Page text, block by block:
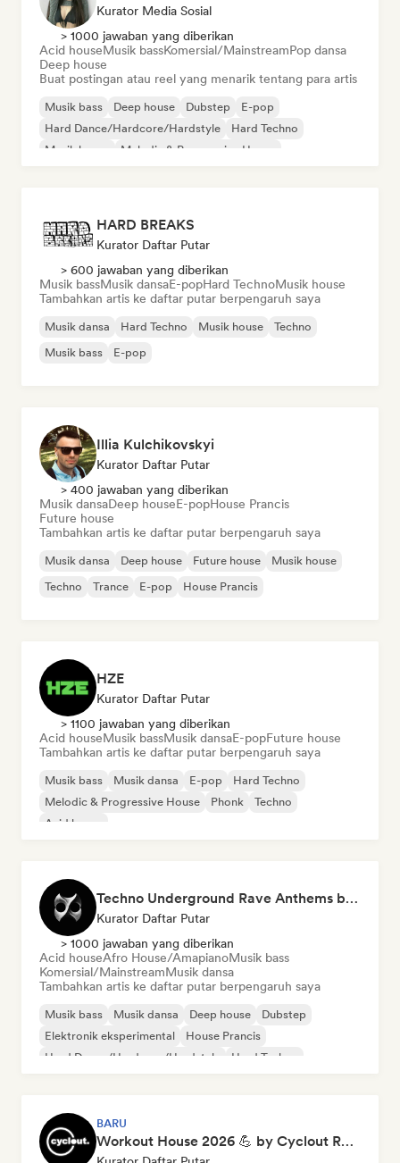
Kurator Media Sosial
> 1000 jawaban yang diberikan
Acid houseMusik bassKomersial/MainstreamPop dansa
Deep house
Buat postingan atau reel yang menarik tentang para artis
Musik bass Deep house Dubstep
E-pop
Hard Dance/Hardcore/Hardstyle
Hard Techno
Musik house
Melodic & Progressive House
HARD BREAKS
Kurator Daftar Putar
> 600 jawaban yang diberikan
Musik bassMusik dansaE-popHard TechnoMusik house
Tambahkan artis ke daftar putar berpengaruh saya
Musik dansa Hard Techno Musik house
Techno
Musik bass
E-pop
Illia Kulchikovskyi
Kurator Daftar Putar
> 400 jawaban yang diberikan
Musik dansaDeep houseE-popHouse Prancis
Future house
Tambahkan artis ke daftar putar berpengaruh saya
Musik dansa Deep house Future house
Musik house
Techno
Trance E-pop House Prancis
HZE
Kurator Daftar Putar
> 1100 jawaban yang diberikan
Acid houseMusik bassMusik dansaE-popFuture house
Tambahkan artis ke daftar putar berpengaruh saya
Musik bass Musik dansa E-pop
Hard Techno
Melodic & Progressive House
Phonk
Techno
Acid house
Techno Underground Rave Anthems by Orphium
Kurator Daftar Putar
> 1000 jawaban yang diberikan
Acid houseAfro House/AmapianoMusik bass
Komersial/MainstreamMusik dansa
Tambahkan artis ke daftar putar berpengaruh saya
Musik bass Musik dansa Deep house
Dubstep
Elektronik eksperimental
House Prancis
Hard Dance/Hardcore/Hardstyle
Hard Techno
BARU
Workout House 2026 💪 by Cyclout Records